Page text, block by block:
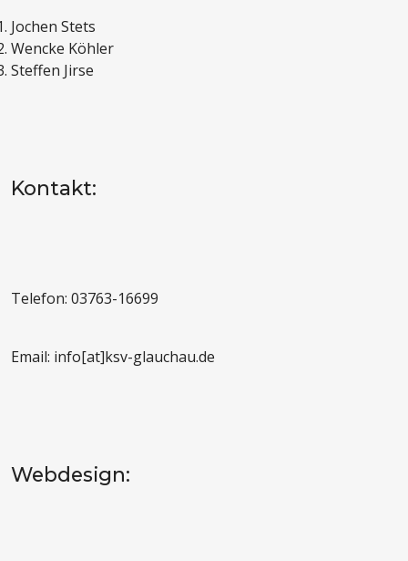
Jochen Stets
Wencke Köhler
Steffen Jirse
Kontakt:
Telefon: 03763-16699
Email: info[at]ksv-glauchau.de
Webdesign: